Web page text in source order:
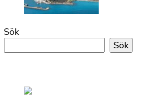
Sök
Sök